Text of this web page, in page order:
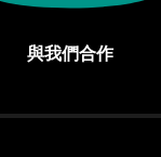
與我們合作